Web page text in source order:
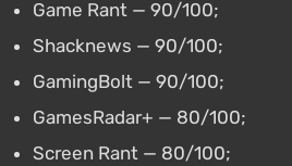
Game Rant — 90/100;
Shacknews — 90/100;
GamingBolt — 90/100;
GamesRadar+ — 80/100;
Screen Rant — 80/100;